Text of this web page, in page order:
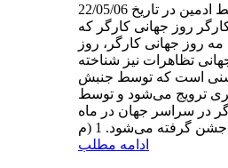
در تاریخ 22/05/06
کارگر روز جهانی کارگر که
مه روز جهانی کارگر، روز
تظاهرات نیز شناخته
است که توسط جنبش
ترویج می‌شود و توسط
در سراسر جهان در ماه
ادامه مطلب